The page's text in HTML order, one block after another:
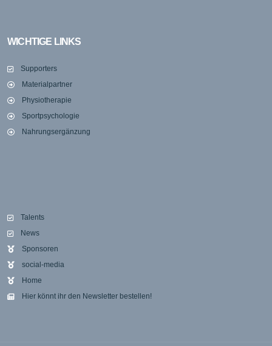
WICHTIGE LINKS
Supporters
Materialpartner
Physiotherapie
Sportpsychologie
Nahrungsergänzung
Talents
News
Sponsoren
social-media
Home
Hier könnt ihr den Newsletter bestellen!